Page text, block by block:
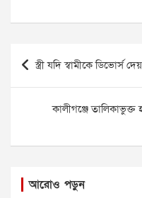
Post
navigation
স্ত্রী যদি স্বামীকে
কালীগঞ্জে তালিকাভুক্ত
আরোও পড়ুন